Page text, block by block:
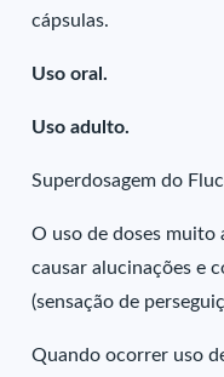
cápsulas.
Uso oral.
Uso adulto.
Superdosagem do
O uso de doses muito
causar alucinações e
(sensação de
Quando ocorrer uso